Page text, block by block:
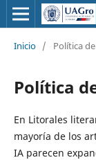
Inicio / Política
Política
En Litorales
mayoría de los
IA parecen